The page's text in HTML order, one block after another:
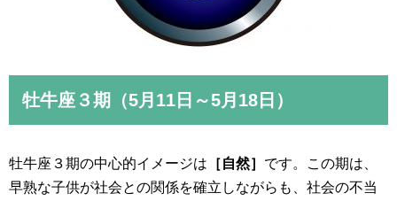
牡牛座３期（5月11日～5月18日）
牡牛座３期の中心的イメージは ［自然］ です。この期は、
早熟な子供が社会との関係を確立しながらも、社会の不当